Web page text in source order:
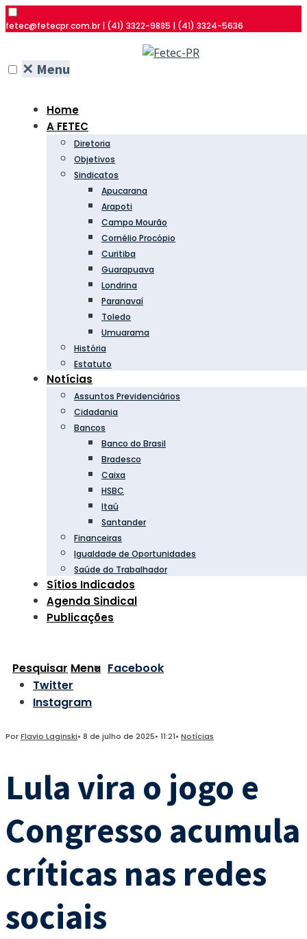
fetec@fetecpr.com.br | (41) 3322-9885 | (41) 3324-5636
✕ Menu
Home
A FETEC
Diretoria
Objetivos
Sindicatos
Apucarana
Arapoti
Campo Mourão
Cornélio Procópio
Curitiba
Guarapuava
Londrina
Paranavaí
Toledo
Umuarama
História
Estatuto
Notícias
Assuntos Previdenciários
Cidadania
Bancos
Banco do Brasil
Bradesco
Caixa
HSBC
Itaú
Santander
Financeiras
Igualdade de Oportunidades
Saúde do Trabalhador
Sítios Indicados
Agenda Sindical
Publicações
Pesquisar Menu Facebook
Twitter
Instagram
PorFlavio Laginski• 8 de julho de 2025• 11:21• Notícias
Lula vira o jogo e
Congresso acumula
críticas nas redes
sociais